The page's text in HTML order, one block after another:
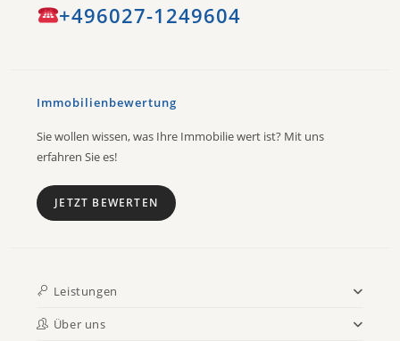
+496027-1249604
Immobilienbewertung
Sie wollen wissen, was Ihre Immobilie wert ist? Mit uns
erfahren Sie es!
JETZT BEWERTEN
Leistungen
Über uns